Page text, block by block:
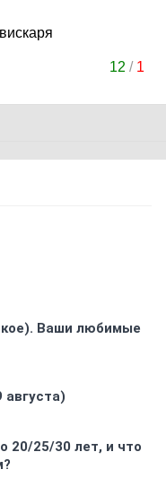
12 / 1
Ваши любимые
20/25/30 лет, и что